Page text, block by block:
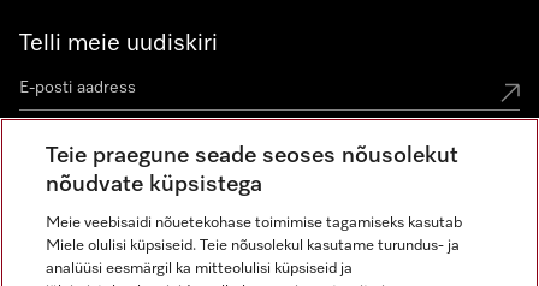
Telli meie uudiskiri
Miele Instagramis
Miele Facebookis
Miele Youtube'is
Teie praegune seade seoses nõusolekut
nõudvate küpsistega
Meie veebisaidi nõuetekohase toimimise tagamiseks kasutab
Miele olulisi küpsiseid. Teie nõusolekul kasutame turundus- ja
analüüsi eesmärgil ka mitteolulisi küpsiseid ja